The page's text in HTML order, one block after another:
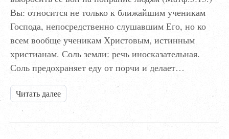
Вы: относится не только к ближайшим ученикам
Господа, непосредственно слушавшим Его, но ко
всем вообще ученикам Христовым, истинным
христианам. Соль земли: речь иносказательная.
Соль предохраняет еду от порчи и делает…
Читать далее